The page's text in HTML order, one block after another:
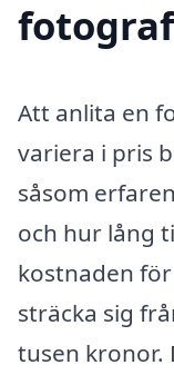
Att anlita en
variera i pris
såsom
och hur lång
kostnaden
sträcka sig
tusen kronor.